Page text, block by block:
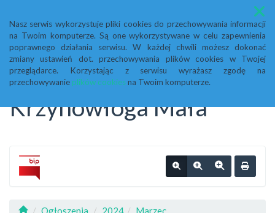
Nasz serwis wykorzystuje pliki cookies do przechowywania informacji
na Twoim komputerze. Są one wykorzystywane w celu zapewnienia
poprawnego działania serwisu. W każdej chwili możesz dokonać
zmiany ustawień dot. przechowywania plików cookies w Twojej
przeglądarce. Korzystając z serwisu wyrażasz zgodę na
przechowywanie plików cookiesna Twoim komputerze.
Menu
Biuletyn Informacji
Publicznej Urząd Gminy
Krzynowłoga Mała
Ogłoszenia 2024 Marzec